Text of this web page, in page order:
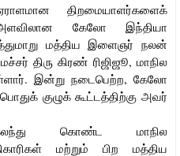
திறமையாளர்களைக்
கேலோ இந்தியா
மத்திய இளைஞர் நலன்
திரு கிரண் ரிஜிஜூ, மாநில
இன்று நடைபெற்ற, கேலோ
குழுக் கூட்டத்திற்கு அவர்
கொண்ட மாநில
மற்றும் பிற மத்திய